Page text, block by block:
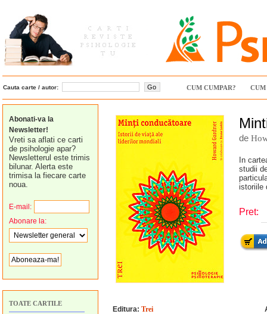
Cauta carte / autor: CUM CUMPAR? CUM
Abonati-va la
Newsletter!
Vreti sa aflati ce carti
de psihologie apar?
Newsletterul este trimis
bilunar. Alerta este
trimisa la fiecare carte
noua.
E-mail:
Abonare la:
TOATE CARTILE
de
In
studii
istoriile
Pret:
Editura: Trei